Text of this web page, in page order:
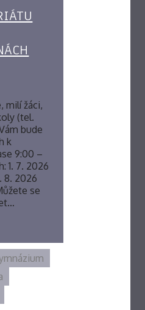
milí žáci,
(tel.
bude
k
9:00 –
1. 7. 2026
8. 2026
se